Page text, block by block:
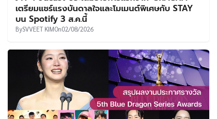
เตรียมแชร์แรงบันดาลใจและโมเมนต์พิเศษกับ STAY
บน Spotify 3 ส.ค.นี้
BySVVEET KIMOn02/08/2026